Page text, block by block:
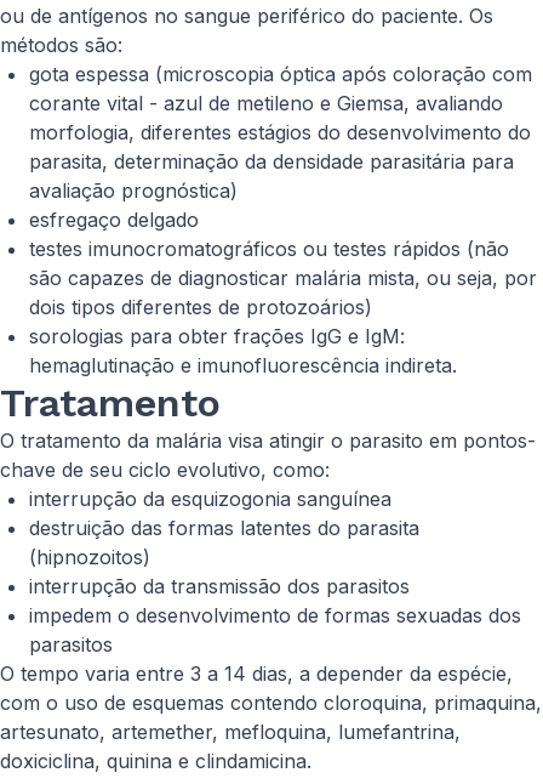
ou de antígenos no sangue periférico do paciente. Os
métodos são:
gota espessa (microscopia óptica após coloração com
corante vital - azul de metileno e Giemsa, avaliando
morfologia, diferentes estágios do desenvolvimento do
parasita, determinação da densidade parasitária para
avaliação prognóstica)
esfregaço delgado
testes imunocromatográficos ou testes rápidos (não
são capazes de diagnosticar malária mista, ou seja, por
dois tipos diferentes de protozoários)
sorologias para obter frações IgG e IgM:
hemaglutinação e imunofluorescência indireta.
Tratamento
O tratamento da malária visa atingir o parasito em pontos-
chave de seu ciclo evolutivo, como:
interrupção da esquizogonia sanguínea
destruição das formas latentes do parasita
(hipnozoitos)
interrupção da transmissão dos parasitos
impedem o desenvolvimento de formas sexuadas dos
parasitos
O tempo varia entre 3 a 14 dias, a depender da espécie,
com o uso de esquemas contendo cloroquina, primaquina,
artesunato, artemether, mefloquina, lumefantrina,
doxiciclina, quinina e clindamicina.